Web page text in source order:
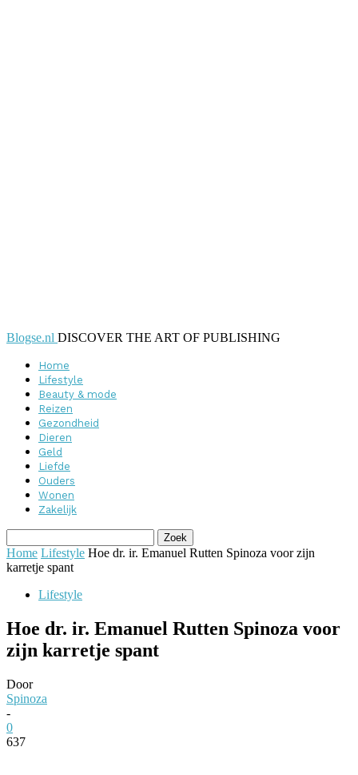
Blogse.nl DISCOVER THE ART OF PUBLISHING
Home
Lifestyle
Beauty & mode
Reizen
Gezondheid
Dieren
Geld
Liefde
Ouders
Wonen
Zakelijk
Home Lifestyle Hoe dr. ir. Emanuel Rutten Spinoza voor zijn
karretje spant
Lifestyle
Hoe dr. ir. Emanuel Rutten Spinoza voor
zijn karretje spant
Door
Spinoza
-
0
637